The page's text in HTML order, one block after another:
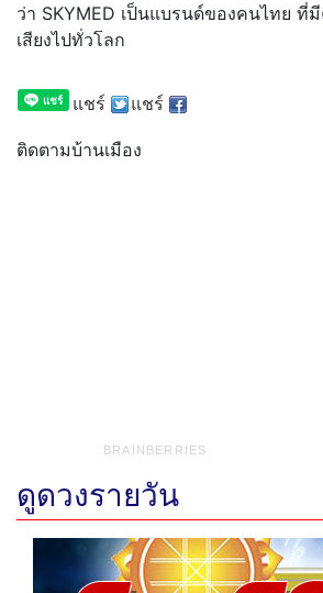
ว่า SKYMED เป็นแบรนด์ของคนไทย
เสียงไปทั่วโลก
แชร์ แชร์
ติดตามบ้านเมือง
ดูดวงรายวัน